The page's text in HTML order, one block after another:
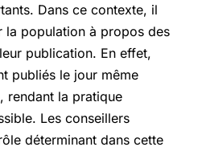
Dans ce contexte, il
la population à propos des
publication. En effet,
publiés le jour même
, rendant la pratique
Les conseillers
déterminant dans cette